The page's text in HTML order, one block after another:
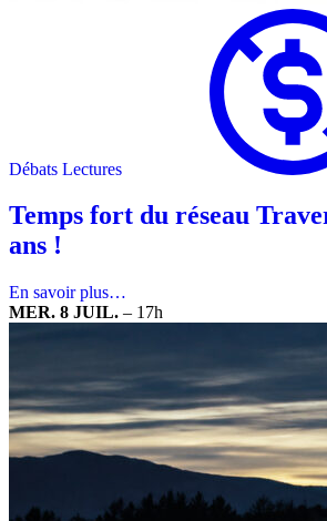
Débats Lectures
Temps fort du réseau
ans !
En savoir plus…
MER. 8 JUIL. – 17h